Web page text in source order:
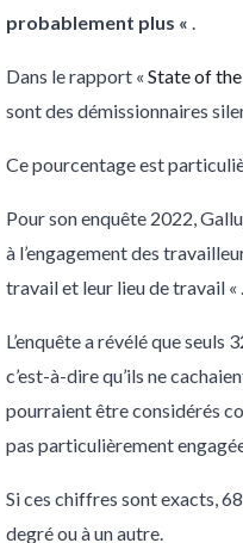
probablement plus «
Dans le rapport « State of
sont des démissionnaires
Ce pourcentage est
Pour son enquête 2022,
à l’engagement des
travail et leur lieu de travail « .
L’enquête a révélé que
c’est-à-dire qu’ils ne
pourraient être considérés
pas particulièrement
Si ces chiffres sont exacts,
degré ou à un autre.